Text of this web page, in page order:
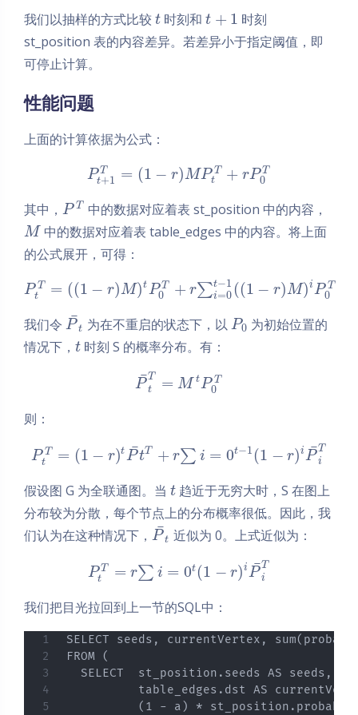
我们以抽样的方式比较 t 时刻和t + 1 时刻
st_position 表的内容差异。若差异小于指定阈值，即
可停止计算。
性能问题
上面的计算依据为公式：
P T
t+1 = (1 − r)MP T
t
+ rP T
0
其中， P T 中的数据对应着表 st_position 中的内容，
M 中的数据对应着表 table_edges 中的内容。将上面
的公式展开，可得：
P T
t
= ((1 − r)M)tP T
0 + r∑t−1
i=0 ((1 − r)M)iP T
0
我们令 P
¯t 为在不重启的状态下，以P0 为初始位置的
情况下， t 时刻 S 的概率分布。有：
P¯T
t
= M tP T
0
则：
P T
t
= (1 − r)tP
¯tT + r∑ i = 0t−1 (1 − r)iP¯T
i
假设图 G 为全联通图。当 t 趋近于无穷大时，S 在图上
分布较为分散，每个节点上的分布概率很低。因此，我
们认为在这种情况下， P
¯t 近似为 0。上式近似为：
P T
t
= r∑ i = 0t (1 − r)iP¯T
i
我们把目光拉回到上一节的SQL中：
SELECT seeds, currentVertex,
FROM (
  SELECT  st_position.seeds AS seeds,
table_edges.dst AS
(1 - a) *